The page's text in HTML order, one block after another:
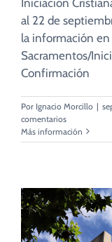
al 22 de
la información en
Sacramentos/
Confirmación
Por Ignacio Morcillo |
comentarios
Más información